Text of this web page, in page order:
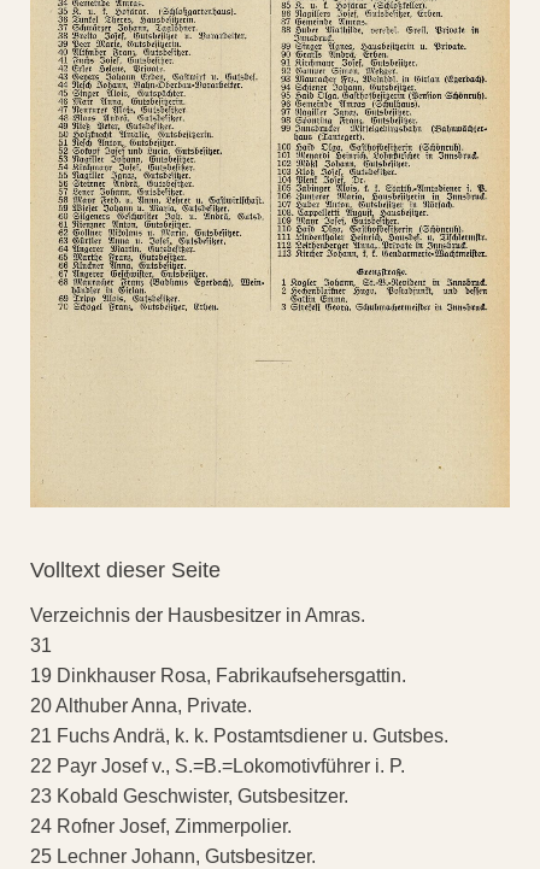
Volltext dieser Seite
Verzeichnis der Hausbesitzer in Amras.
31
19 Dinkhauser Rosa, Fabrikaufsehersgattin.
20 Althuber Anna, Private.
21 Fuchs Andrä, k. k. Postamtsdiener u. Gutsbes.
22 Payr Josef v., S.=B.=Lokomotivführer i. P.
23 Kobald Geschwister, Gutsbesitzer.
24 Rofner Josef, Zimmerpolier.
25 Lechner Johann, Gutsbesitzer.